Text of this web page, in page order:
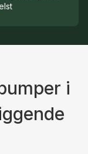
i